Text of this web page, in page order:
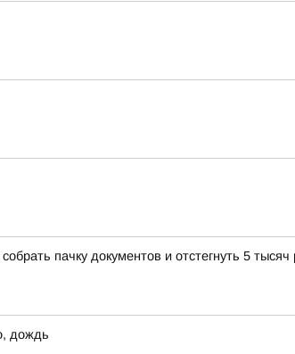
пачку документов и отстегнуть 5 тысяч
дождь